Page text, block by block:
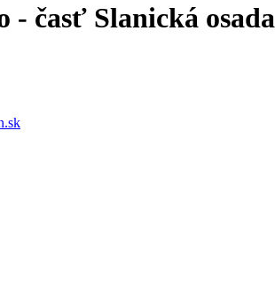
- časť Slanická osada